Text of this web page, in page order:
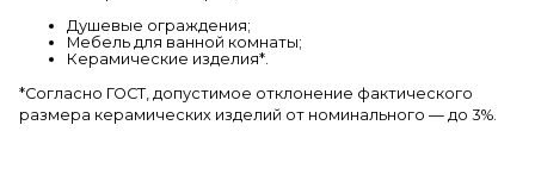
Душевые ограждения;
Мебель для ванной комнаты;
Керамические изделия*.
*Cогласно ГОСТ, допустимое отклонение фактического
размера керамических изделий от номинального — до 3%.